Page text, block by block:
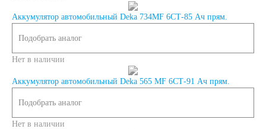
GEL AGM
Аккумулятор автомобильный Deka 734MF 6СТ-85 Ач прям.
Подобрать аналог
Нет в наличии
Аккумулятор автомобильный Deka 565 MF 6СТ-91 Ач прям.
Подобрать аналог
Нет в наличии